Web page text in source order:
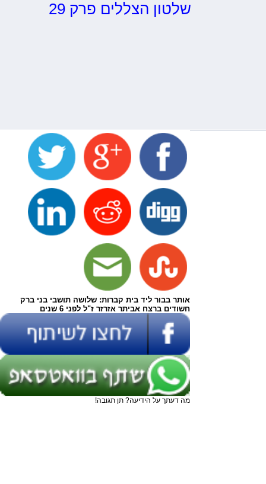
שלטון הצללים פרק 29
אותר בבור ליד בית קברות: שלושה תושבי בני ברק
חשודים ברצח אביתר אזרזר ז"ל לפני 6 שנים
מה דעתך על הידיעה? תן תגובה!